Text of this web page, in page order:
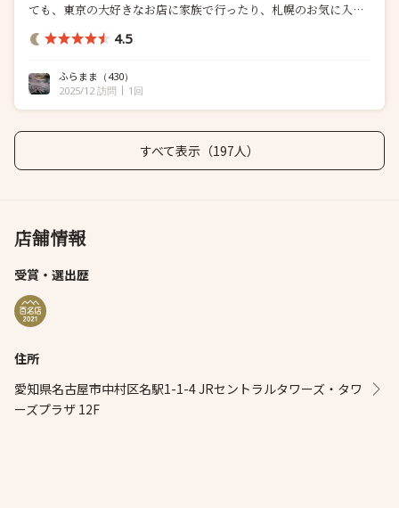
ても、東京の大好きなお店に家族で行ったり、札幌のお気に入り
の...
4.5
ふらまま （430）
2025/12 訪問
1回
すべて表示（197人）
店舗情報
受賞・選出歴
住所
愛知県名古屋市中村区名駅1-1-4 JRセントラルタワーズ・タワ
ーズプラザ 12F